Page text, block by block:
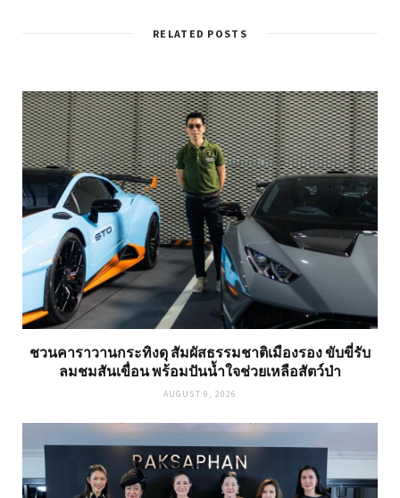
RELATED POSTS
ชวนคาราวานกระทิงดุ สัมผัสธรรมชาติเมืองรอง ขับขี่รับ
ลมชมสันเขื่อน พร้อมปันน้ำใจช่วยเหลือสัตว์ป่า
AUGUST 9, 2026